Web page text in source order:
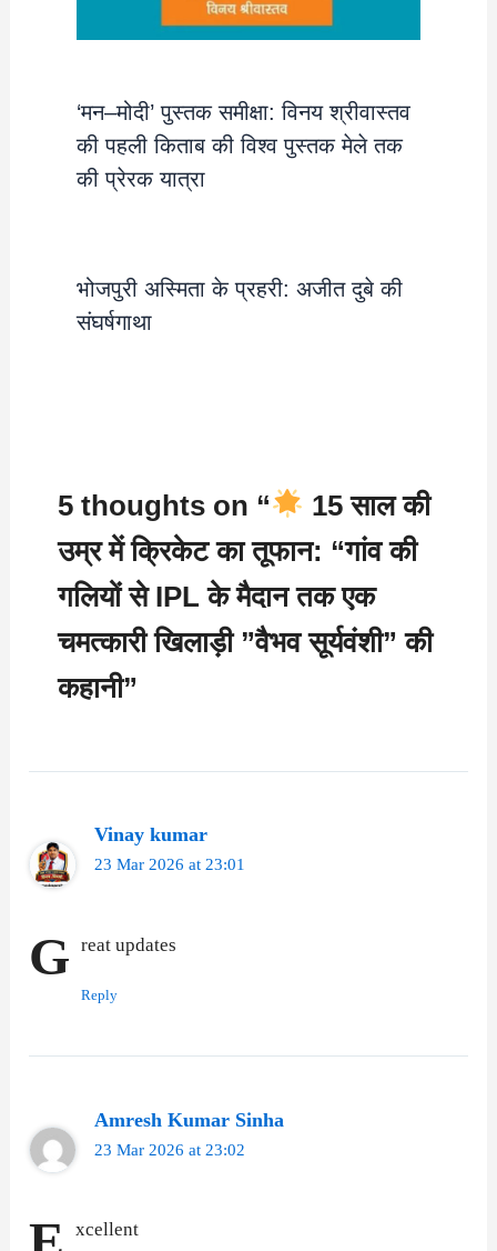
‘मन–मोदी’ पुस्तक समीक्षा: विनय श्रीवास्तव
की पहली किताब की विश्व पुस्तक मेले तक
की प्रेरक यात्रा
भोजपुरी अस्मिता के प्रहरी: अजीत दुबे की
संघर्षगाथा
5 thoughts on “
15 साल की
उम्र में क्रिकेट का तूफान: “गांव की
गलियों से IPL के मैदान तक एक
चमत्कारी खिलाड़ी ”वैभव सूर्यवंशी” की
कहानी”
Vinay kumar
23 Mar 2026 at 23:01
G reat updates
Reply
Amresh Kumar Sinha
23 Mar 2026 at 23:02
xcellent